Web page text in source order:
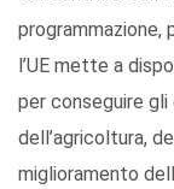
programmazione,
l’UE mette a
per conseguire
dell’agricoltura,
miglioramento